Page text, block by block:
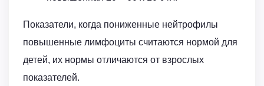
Показатели, когда пониженные нейтрофилы
повышенные лимфоциты считаются нормой для
детей, их нормы отличаются от взрослых
показателей.